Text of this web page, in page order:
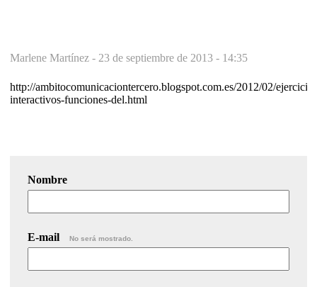
Marlene Martínez - 23 de septiembre de 2013 - 14:35
http://ambitocomunicaciontercero.blogspot.com.es/2012/02/
interactivos-funciones-del.html
Nombre
E-mail No será mostrado.